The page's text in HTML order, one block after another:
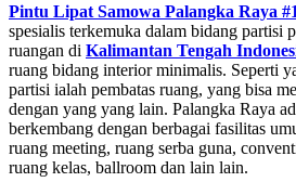
Pintu Lipat Samowa Palangka Raya #1
spesialis terkemuka dalam bidang partisi
ruangan di Kalimantan Tengah
ruang bidang interior minimalis. Seperti
partisi ialah pembatas ruang, yang bisa
dengan yang yang lain. Palangka Raya
berkembang dengan berbagai fasilitas
ruang meeting, ruang serba guna,
ruang kelas, ballroom dan lain lain.